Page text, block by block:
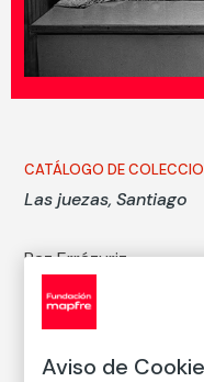
CATÁLOGO DE
Las juezas, Santiago
Paz Errázuriz
Técnica
Copia en papel
plata
Aviso de